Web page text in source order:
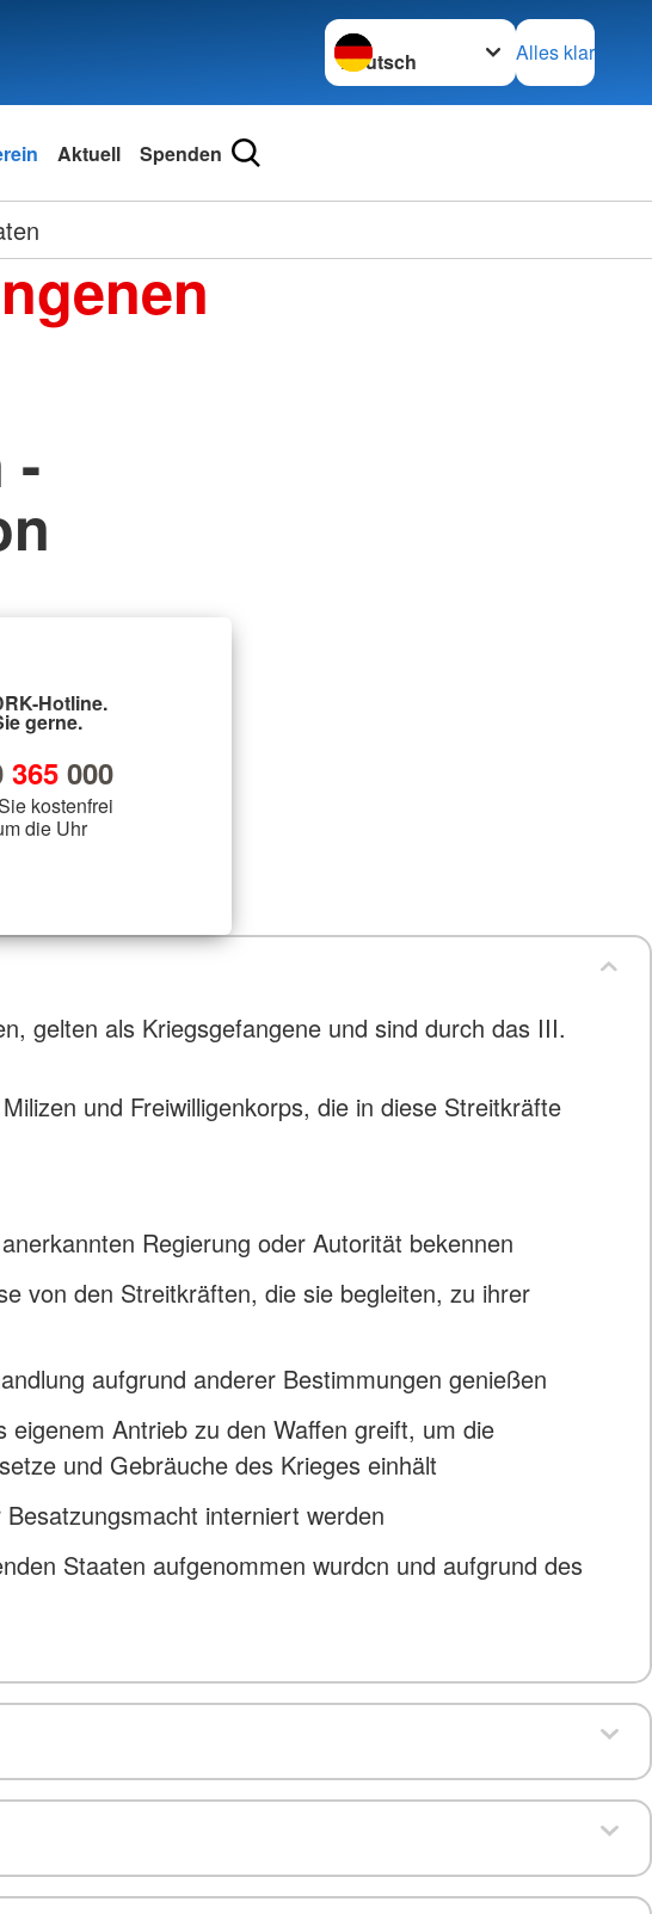
Sprache wechseln zu
Alles klar
Aktuell Spenden
-
Hotline.
gerne.
365000
kostenfrei
die Uhr
gelten als Kriegsgefangene und sind durch das III.
und Freiwilligenkorps, die in diese Streitkräfte
Regierung oder Autorität bekennen
von den Streitkräften, die sie begleiten, zu ihrer
aufgrund anderer Bestimmungen genießen
Antrieb zu den Waffen greift, um die
und Gebräuche des Krieges einhält
interniert werden
Staaten aufgenommen wurdcn und aufgrund des